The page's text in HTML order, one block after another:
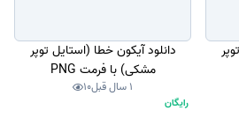
دانلود آیکون خطا (استایل توپر
مشکی) با فرمت PNG
1 سال قبل 10
رایگان